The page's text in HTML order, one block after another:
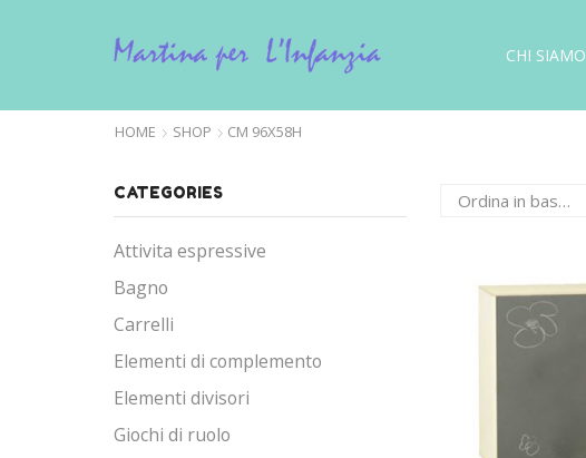
CHI SIAMO
HOME SHOP CM 96X58H
CATEGORIES
Attivita espressive
Bagno
Carrelli
Elementi di complemento
Elementi divisori
Giochi di ruolo